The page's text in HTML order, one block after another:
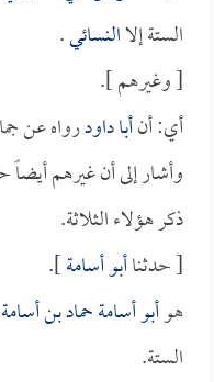
الستة إلاالنسائي.
[ وغيرهم ].
أي: أنأبا داودرواه عن
وأشار إلى أن غيرهم
ذكر هؤلاء الثلاثة.
[ حدثناأبو أسامة].
هوأبو أسامة حماد بن أسامة
الستة.